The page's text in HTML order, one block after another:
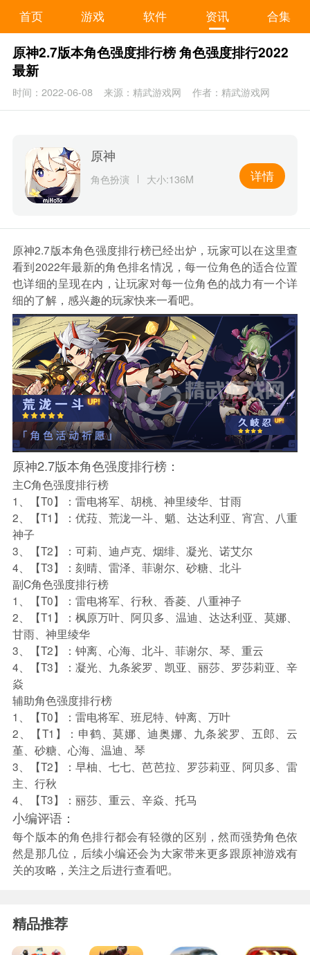
首页 游戏 软件 资讯 合集
原神2.7版本角色强度排行榜 角色强度排行2022
最新
时间：2022-06-08 来源：精武游戏网 作者：精武游戏网
原神
角色扮演 大小:136M 详情
原神2.7版本角色强度排行榜已经出炉，玩家可以在这里查
看到2022年最新的角色排名情况，每一位角色的适合位置
也详细的呈现在内，让玩家对每一位角色的战力有一个详
细的了解，感兴趣的玩家快来一看吧。
原神2.7版本角色强度排行榜：
主C角色强度排行榜
1、【T0】：雷电将军、胡桃、神里绫华、甘雨
2、【T1】：优菈、荒泷一斗、魈、达达利亚、宵宫、八重
神子
3、【T2】：可莉、迪卢克、烟绯、凝光、诺艾尔
4、【T3】：刻晴、雷泽、菲谢尔、砂糖、北斗
副C角色强度排行榜
1、【T0】：雷电将军、行秋、香菱、八重神子
2、【T1】：枫原万叶、阿贝多、温迪、达达利亚、莫娜、
甘雨、神里绫华
3、【T2】：钟离、心海、北斗、菲谢尔、琴、重云
4、【T3】：凝光、九条裟罗、凯亚、丽莎、罗莎莉亚、辛
焱
辅助角色强度排行榜
1、【T0】：雷电将军、班尼特、钟离、万叶
2、【T1】：申鹤、莫娜、迪奥娜、九条裟罗、五郎、云
堇、砂糖、心海、温迪、琴
3、【T2】：早柚、七七、芭芭拉、罗莎莉亚、阿贝多、雷
主、行秋
4、【T3】：丽莎、重云、辛焱、托马
小编评语：
每个版本的角色排行都会有轻微的区别，然而强势角色依
然是那几位，后续小编还会为大家带来更多跟原神游戏有
关的攻略，关注之后进行查看吧。
精品推荐